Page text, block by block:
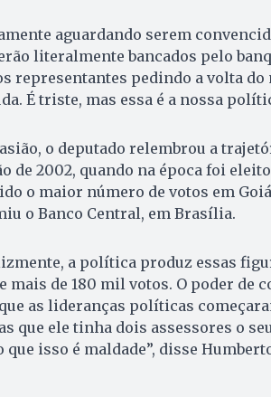
aguardando serem
literalmente bancados pelo
representantes pedindo a volta
É triste, mas essa é a nossa
o deputado relembrou a
de 2002, quando na época foi
o maior número de votos em
o Banco Central, em Brasília.
a política produz essas
mais de 180 mil votos. O poder de
as lideranças políticas
que ele tinha dois assessores o
que isso é maldade”, disse